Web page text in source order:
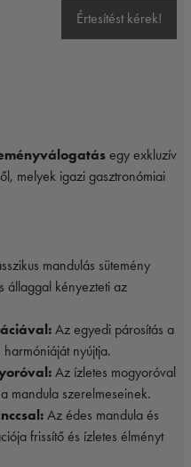
Értesítést kérek!
egy exkluzív
melyek igazi gasztronómiai
mandulás sütemény
állaggal kényezteti az
Az egyedi párosítás a
nyújtja.
Az ízletes mogyoróval
mandula szerelmeseinek.
Az édes mandula és
frissítő és ízletes élményt